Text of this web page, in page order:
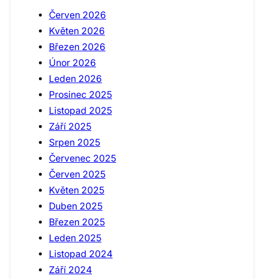
Červen 2026
Květen 2026
Březen 2026
Únor 2026
Leden 2026
Prosinec 2025
Listopad 2025
Září 2025
Srpen 2025
Červenec 2025
Červen 2025
Květen 2025
Duben 2025
Březen 2025
Leden 2025
Listopad 2024
Září 2024